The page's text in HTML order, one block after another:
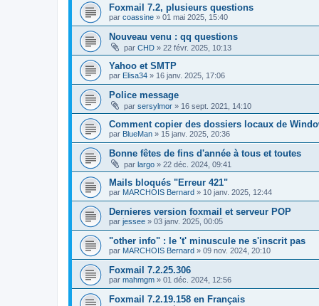
Foxmail 7.2, plusieurs questions
par coassine » 01 mai 2025, 15:40
Nouveau venu : qq questions
par CHD » 22 févr. 2025, 10:13
Yahoo et SMTP
par Elisa34 » 16 janv. 2025, 17:06
Police message
par sersylmor » 16 sept. 2021, 14:10
Comment copier des dossiers locaux de
par BlueMan » 15 janv. 2025, 20:36
Bonne fêtes de fins d'année à tous et toutes
par largo » 22 déc. 2024, 09:41
Mails bloqués "Erreur 421"
par MARCHOIS Bernard » 10 janv. 2025, 12:44
Dernieres version foxmail et serveur POP
par jessee » 03 janv. 2025, 00:05
"other info" : le 't' minuscule ne s'inscrit pas
par MARCHOIS Bernard » 09 nov. 2024, 20:10
Foxmail 7.2.25.306
par mahmgm » 01 déc. 2024, 12:56
Foxmail 7.2.19.158 en Français